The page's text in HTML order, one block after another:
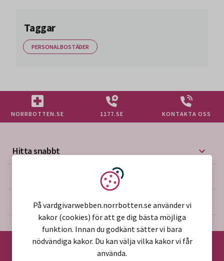
Taggar
PERSONALBOSTÄDER
NORRBOTTEN.SE 1177.SE KONTAKTA OSS
Hitta snabbt
Mer på vårdgivarwebben
Om webbplatsen
Vi använder kakor
På vardgivarwebben.norrbotten.se använder vi
kakor (cookies) för att ge dig bästa möjliga
funktion. Innan du godkänt sätter vi bara
nödvändiga kakor. Du kan välja vilka kakor vi får
använda.